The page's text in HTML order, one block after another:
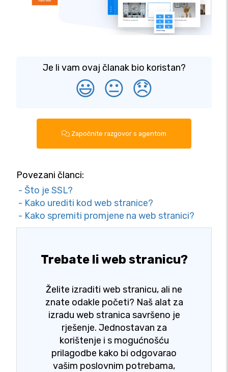
Je li vam ovaj članak bio koristan?
😃 😐 😞
Započnite razgovor s agentom
Povezani članci:
- Što je SSL?
- Kako urediti kod web stranice?
- Kako spremiti promjene na web stranici?
Trebate li web stranicu?
Želite izraditi web stranicu, ali ne
znate odakle početi? Naš alat za
izradu web stranica savršeno je
rješenje. Jednostavan za
korištenje i s mogućnošću
prilagodbe kako bi odgovarao
vašim poslovnim potrebama,